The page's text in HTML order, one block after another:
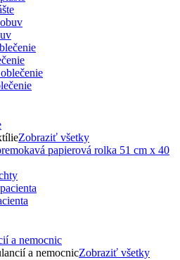
Zobraziť všetky
a nemocnic
a nemocnicZobraziť všetky